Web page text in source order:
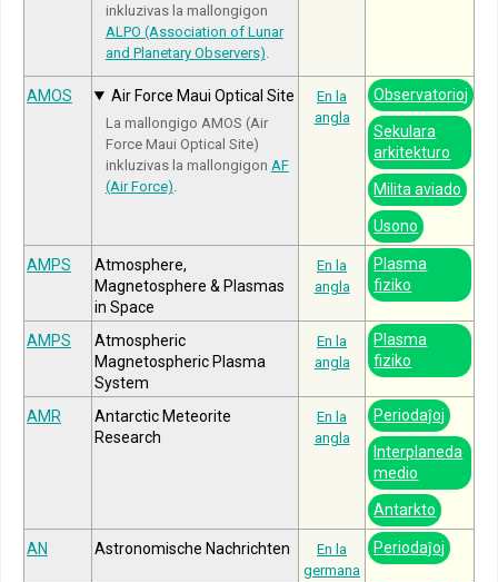
inkluzivas la mallongigon
ALPO (Association of Lunar
and Planetary Observers)
AMOS Air Force Maui Optical Site
La mallongigo AMOS (Air
Force Maui Optical Site)
inkluzivas la mallongigon AF
(Air Force)
En la
angla
Observatorioj
Sekulara
arkitekturo
Milita aviado
Usono
AMPS
Atmosphere,
Magnetosphere & Plasmas
in Space
En la
angla
Plasma
fiziko
AMPS
Atmospheric
Magnetospheric Plasma
System
En la
angla
Plasma
fiziko
AMR
Antarctic Meteorite
Research
En la
angla
Periodaĵoj
Interplaneda
medio
Antarkto
AN Astronomische Nachrichten
En la
germana
Periodaĵoj